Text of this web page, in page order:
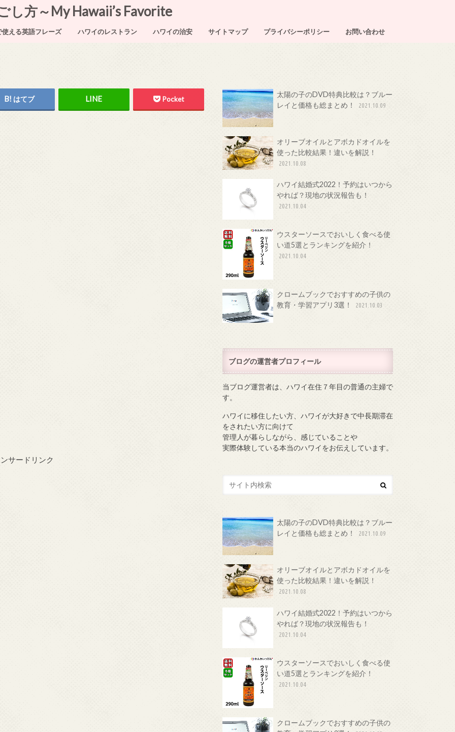
し方～My Hawaii’s Favorite
使える英語フレーズ ハワイのレストラン ハワイの治安 サイトマップ プライバシーポリシー お問い合わせ
はてブ Pocket
サードリンク
太陽の子のDVD特典比較は？ブルー
レイと価格も総まとめ！
2021.10.09
オリーブオイルとアボカドオイルを
使った比較結果！違いを解説！
2021.10.08
ハワイ結婚式2022！予約はいつから
やれば？現地の状況報告も！
2021.10.04
ウスターソースでおいしく食べる使
い道5選とランキングを紹介！
2021.10.04
クロームブックでおすすめの子供の
教育・学習アプリ3選！
2021.10.03
ブログの運営者プロフィール
当ブログ運営者は、ハワイ在住７年目の普通の主婦で
す。
ハワイに移住したい方、ハワイが大好きで中長期滞在
をされたい方に向けて
管理人が暮らしながら、感じていることや
実際体験している本当のハワイをお伝えしています。
太陽の子のDVD特典比較は？ブルー
レイと価格も総まとめ！
2021.10.09
オリーブオイルとアボカドオイルを
使った比較結果！違いを解説！
2021.10.08
ハワイ結婚式2022！予約はいつから
やれば？現地の状況報告も！
2021.10.04
ウスターソースでおいしく食べる使
い道5選とランキングを紹介！
2021.10.04
クロームブックでおすすめの子供の